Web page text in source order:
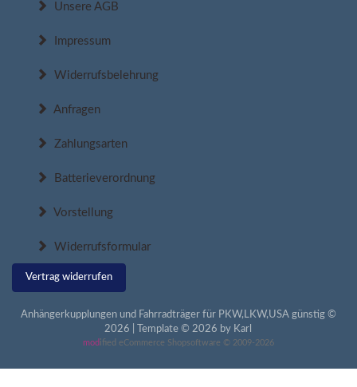
Unsere AGB
Impressum
Widerrufsbelehrung
Anfragen
Zahlungsarten
Batterieverordnung
Vorstellung
Widerrufsformular
Vertrag widerrufen
Anhängerkupplungen und Fahrradträger für PKW,LKW,USA günstig ©
2026 | Template © 2026 by Karl
mod ified eCommerce Shopsoftware © 2009-2026